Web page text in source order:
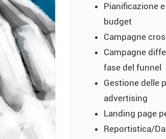
Pianificazione
budget
Campagne
Campagne
fase del funnel
Gestione delle
advertising
Landing page
Reportistica/